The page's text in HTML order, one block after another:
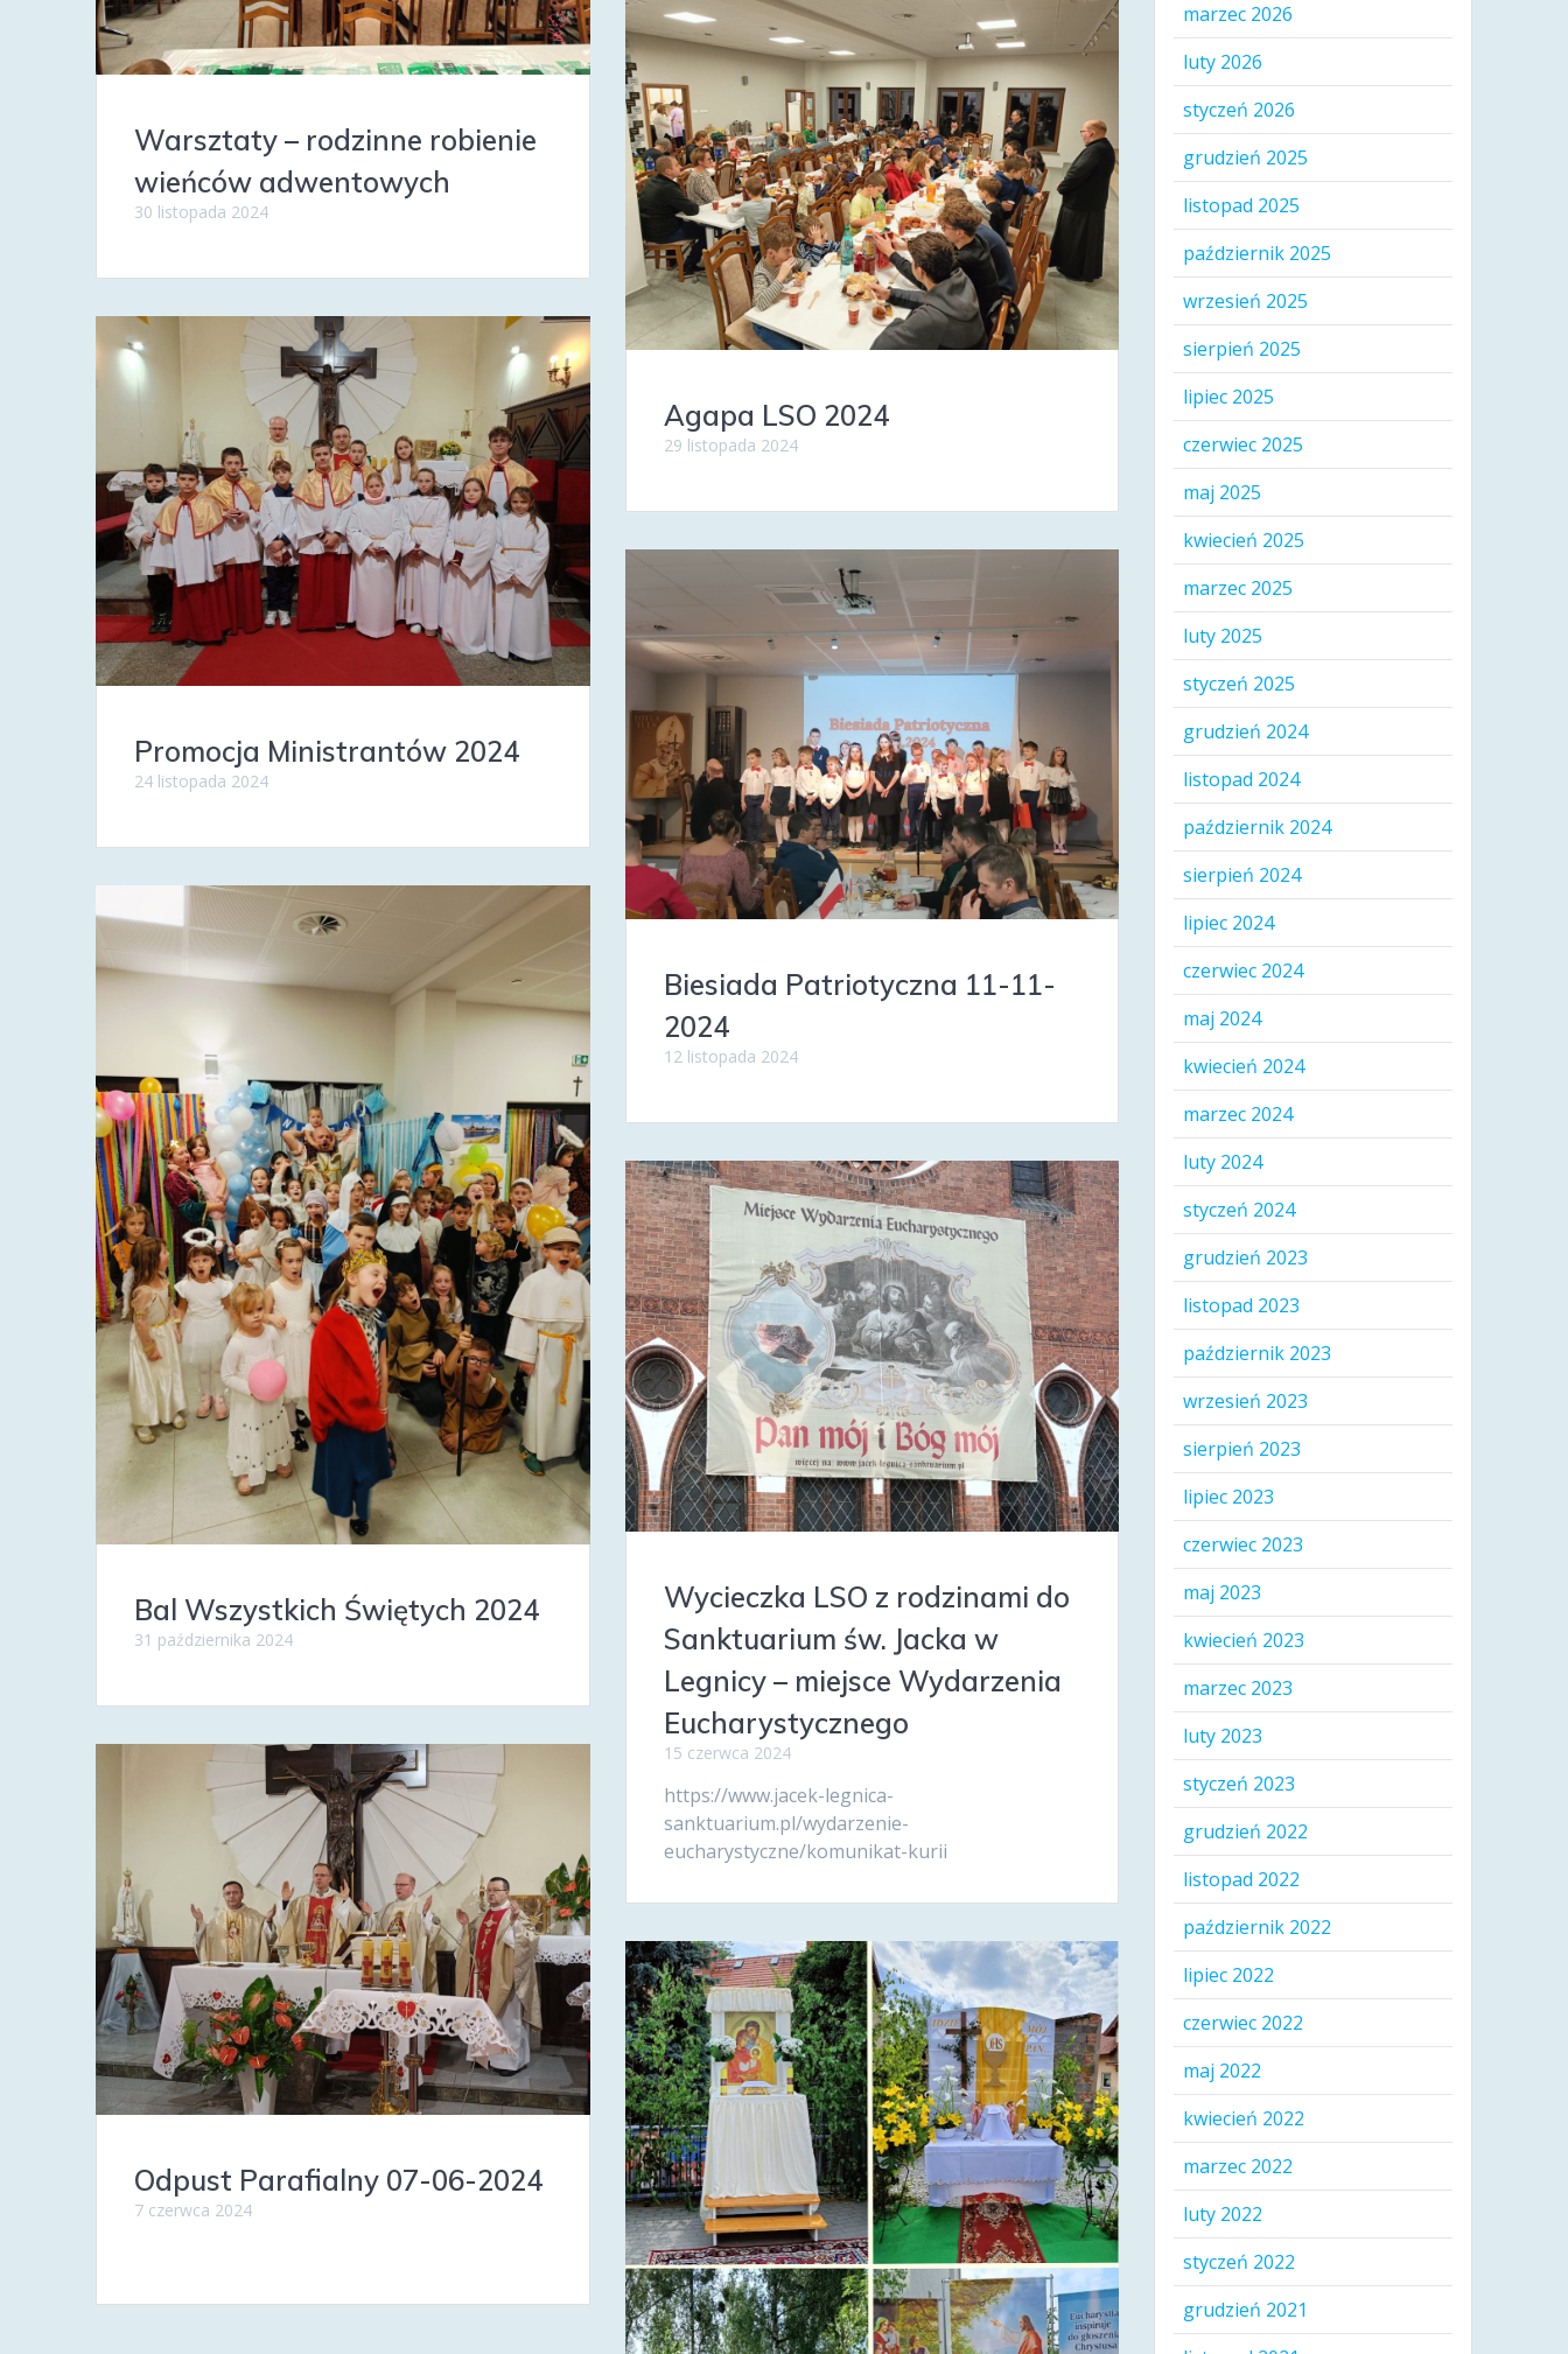
Warsztaty – rodzinne robienie
wieńców adwentowych
30 listopada 2024
Agapa LSO 2024
29 listopada 2024
Promocja Ministrantów 2024
24 listopada 2024
Biesiada Patriotyczna 11-11-
2024
12 listopada 2024
Bal Wszystkich Świętych 2024
31 października 2024
Wycieczka LSO z rodzinami do
Sanktuarium św. Jacka w
Legnicy – miejsce Wydarzenia
Eucharystycznego
15 czerwca 2024
https://www.jacek-legnica-
sanktuarium.pl/wydarzenie-
eucharystyczne/komunikat-kurii
Odpust Parafialny 07-06-2024
7 czerwca 2024
marzec 2026
luty 2026
styczeń 2026
grudzień 2025
listopad 2025
październik 2025
wrzesień 2025
sierpień 2025
lipiec 2025
czerwiec 2025
maj 2025
kwiecień 2025
marzec 2025
luty 2025
styczeń 2025
grudzień 2024
listopad 2024
październik 2024
sierpień 2024
lipiec 2024
czerwiec 2024
maj 2024
kwiecień 2024
marzec 2024
luty 2024
styczeń 2024
grudzień 2023
listopad 2023
październik 2023
wrzesień 2023
sierpień 2023
lipiec 2023
czerwiec 2023
maj 2023
kwiecień 2023
marzec 2023
luty 2023
styczeń 2023
grudzień 2022
listopad 2022
październik 2022
lipiec 2022
czerwiec 2022
maj 2022
kwiecień 2022
marzec 2022
luty 2022
styczeń 2022
grudzień 2021